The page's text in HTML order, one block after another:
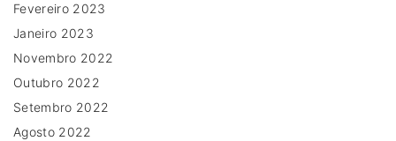
Fevereiro 2023
Janeiro 2023
Novembro 2022
Outubro 2022
Setembro 2022
Agosto 2022